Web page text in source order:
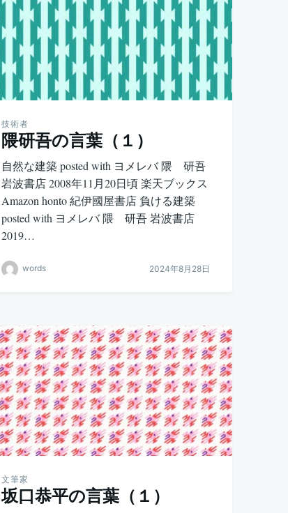
技術者
隈研吾の言葉（１）
自然な建築 posted with ヨメレバ 隈 研吾
岩波書店 2008年11月20日頃 楽天ブックス
Amazon honto 紀伊國屋書店 負ける建築
posted with ヨメレバ 隈 研吾 岩波書店
2019…
words 2024年8月28日
文筆家
坂口恭平の言葉（１）